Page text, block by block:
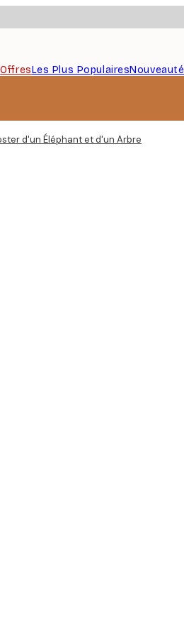
OffresLes Plus Populaires
d'un Éléphant et d'un Arbre